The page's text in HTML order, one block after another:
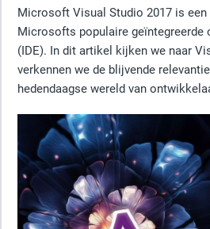
Microsoft Visual Studio 2017 is
Microsofts populaire geïntegreerde
(IDE). In dit artikel kijken we naar
verkennen we de blijvende
hedendaagse wereld van